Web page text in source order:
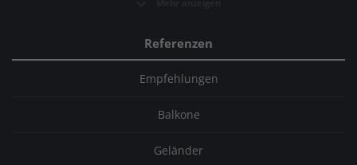
Referenzen
Empfehlungen
Balkone
Geländer